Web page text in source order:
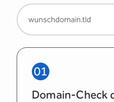
01
Domain-Check